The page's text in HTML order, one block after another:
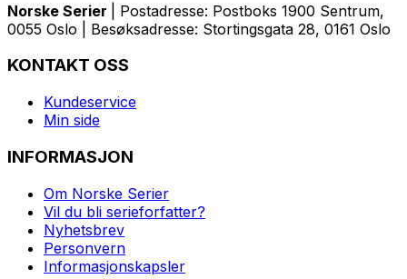
Norske Serier
| Postadresse: Postboks 1900 Sentrum,
0055 Oslo | Besøksadresse: Stortingsgata 28, 0161 Oslo
KONTAKT OSS
Kundeservice
Min side
INFORMASJON
Om Norske Serier
Vil du bli serieforfatter?
Nyhetsbrev
Personvern
Informasjonskapsler